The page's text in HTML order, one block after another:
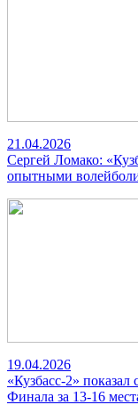
21.04.2026
Сергей Ломако:
опытными
19.04.2026
«Кузбасс-2» показал
Финала за 13-16